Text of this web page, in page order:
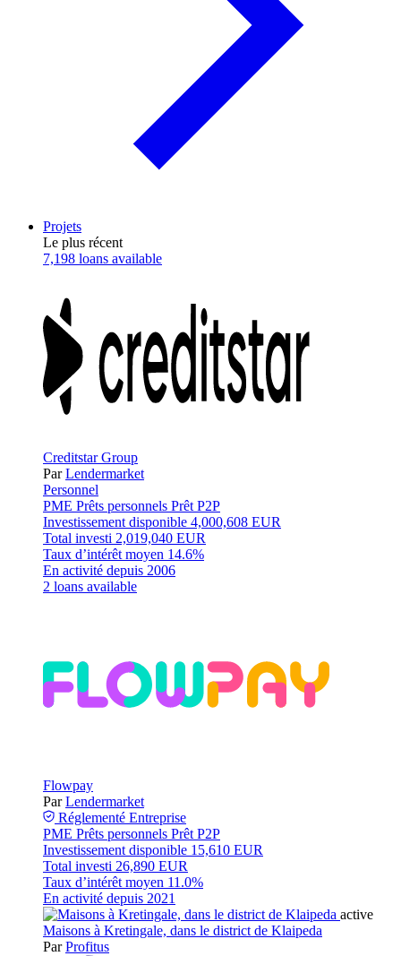
Projets
Le plus récent
7,198 loans available
Creditstar Group
ParLendermarket
Personnel
PME Prêts personnels Prêt P2P
Investissement disponible 4,000,608 EUR
Total investi 2,019,040 EUR
Taux d’intérêt moyen 14.6%
En activité depuis 2006
2 loans available
Flowpay
ParLendermarket
Réglementé Entreprise
PME Prêts personnels Prêt P2P
Investissement disponible 15,610 EUR
Total investi 26,890 EUR
Taux d’intérêt moyen 11.0%
En activité depuis 2021
active
Maisons à Kretingale, dans le district de Klaipeda
ParProfitus